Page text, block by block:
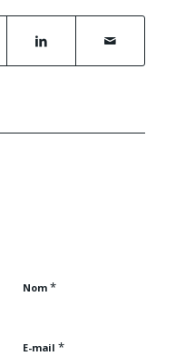
Nom *
E-mail *